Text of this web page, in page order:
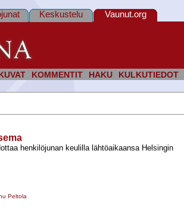
KUVAT KOMMENTIT HAKU KULKUTIEDOT
Keskustelu Vaunut.org
henkilöjunan keulilla lähtöaikaansa Helsingin
Peltola